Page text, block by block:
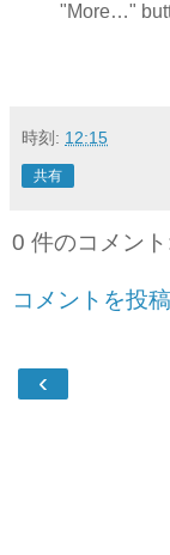
"More…"
時刻: 12:15
共有
0 件のコメン
コメントを投稿
‹